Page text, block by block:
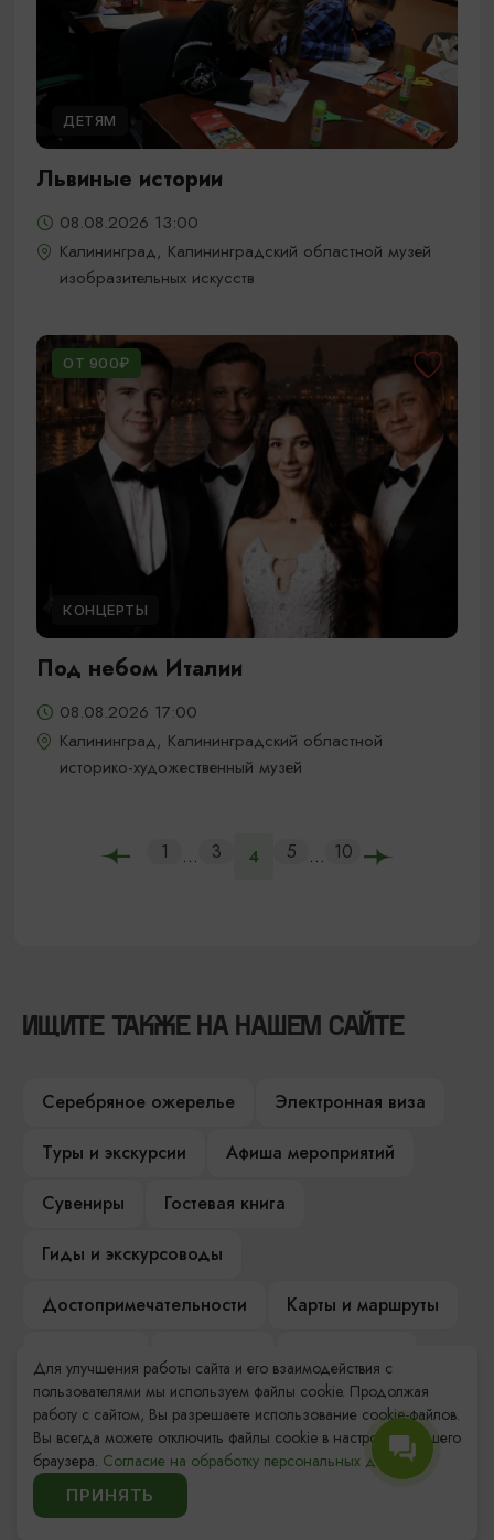
ДЕТЯМ
Львиные истории
08.08.2026 13:00
Калининград, Калининградский областной музей
изобразительных искусств
ОТ 900₽
КОНЦЕРТЫ
Под небом Италии
08.08.2026 17:00
Калининград, Калининградский областной
историко-художественный музей
1 ... 3 4 5 ... 10
ИЩИТЕ ТАКЖЕ НА НАШЕМ САЙТЕ
Серебряное ожерелье
Электронная виза
Туры и экскурсии
Афиша мероприятий
Сувениры
Гостевая книга
Гиды и экскурсоводы
Достопримечательности
Карты и маршруты
Компас Балтийской кухни
Настоящий Калининградец
Музеи
Для улучшения работы сайта и его взаимодействия с
пользователями мы используем файлы cookie. Продолжая
работу с сайтом, Вы разрешаете использование cookie-файлов.
Вы всегда можете отключить файлы cookie в настройках Вашего
браузера. Согласие на обработку персональных данных.
ПРИНЯТЬ